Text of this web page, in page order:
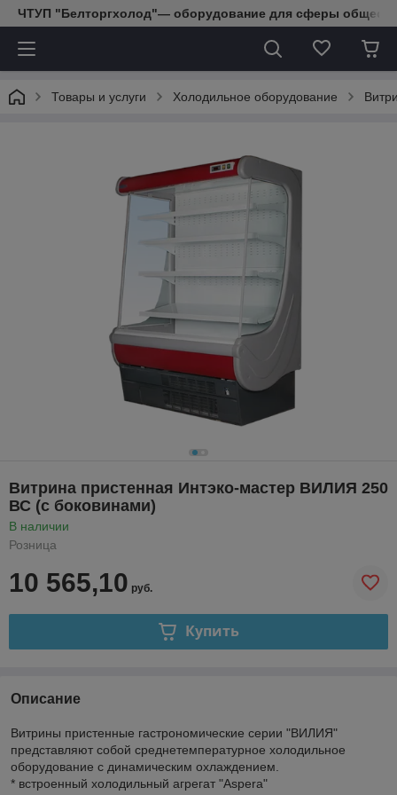
ЧТУП "Белторгхолод"— оборудование для сферы
Товары и услуги Холодильное оборудование
Витрина пристенная Интэко-мастер ВИЛИЯ 250
ВС (с боковинами)
В наличии
Розница
10 565,10 руб.
Купить
Описание
Витрины пристенные гастрономические серии "ВИЛИЯ"
представляют собой среднетемпературное холодильное
оборудование с динамическим охлаждением.
* встроенный холодильный агрегат "Aspera"